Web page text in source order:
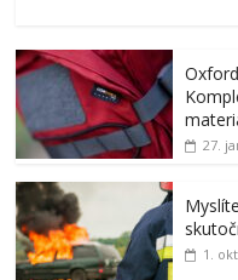
27.
1.